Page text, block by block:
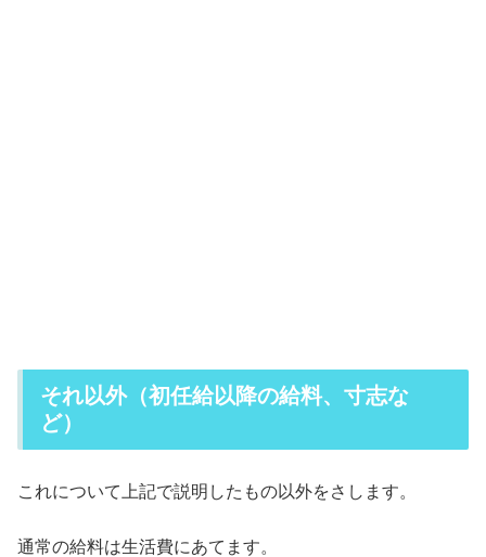
それ以外（初任給以降の給料、寸志な
ど）
これについて上記で説明したもの以外をさします。
通常の給料は生活費にあてます。